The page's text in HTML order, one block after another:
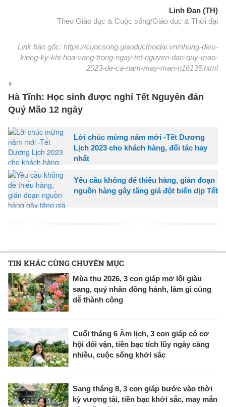
Linh Đan (TH)
Theo Giáo dục & Cuộc sống/Giáo dục & Thời đại
Link báo gốc: https://cuocsong.giaoducthoidai.vn/nhung-dieu-
kieng-ky-khi-hoa-vang-trong-ngay-tet-nguyen-dan-quy-mao-
2023-de-ca-nam-may-man-n16135.html
Hà Tĩnh: Học sinh được nghỉ Tết Nguyên đán
Quý Mão 12 ngày
Lời chúc mừng năm mới -Tết Dương
Lịch 2023 cho khách hàng, đối tác hay
nhất
Yêu cầu không để thiếu hàng, gián đoạn
nguồn hàng gây tăng giá đột biến dịp Tết
TIN KHÁC CÙNG CHUYÊN MỤC
Mùa thu 2026, 3 con giáp mở lối giàu
sang, quý nhân đồng hành, làm gì cũng
dễ thành công
Cuối tháng 6 Âm lịch, 3 con giáp có cơ
hội đổi vận, tiền bạc tích lũy ngày càng
nhiều, cuộc sống khởi sắc
Sang tháng 8, 3 con giáp bước vào thời
kỳ vượng tài, tiền bạc khởi sắc, may mắn